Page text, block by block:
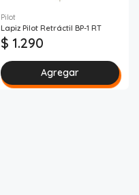
Pilot
Lapiz Pilot Retráctil BP-1 RT
$ 1.290
Agregar